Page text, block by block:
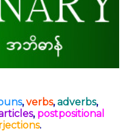
,verbs,adverbs,
, postpositional
.